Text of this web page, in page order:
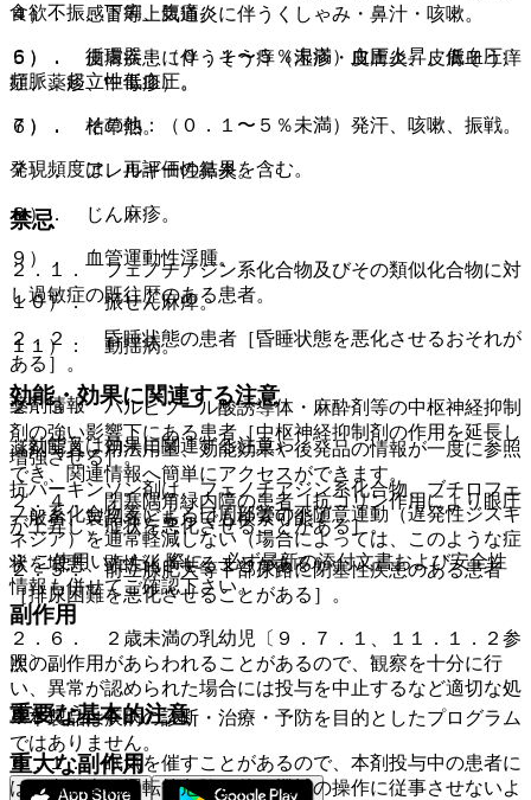
食欲不振、下痢、腹痛。
６）． 循環器：（０．１〜５％未満）血圧上昇、低血圧、
頻脈、起立性低血圧。
７）． その他：（０．１〜５％未満）発汗、咳嗽、振戦。
発現頻度は、再評価の結果を含む。
禁忌
２．１． フェノチアジン系化合物及びその類似化合物に対
し過敏症の既往歴のある患者。
２．２． 昏睡状態の患者［昏睡状態を悪化させるおそれが
ある］。
２．３． バルビツール酸誘導体・麻酔剤等の中枢神経抑制
剤の強い影響下にある患者［中枢神経抑制剤の作用を延長し
増強させる］。
２．４． 閉塞隅角緑内障の患者［抗コリン作用により眼圧
が上昇し、症状を悪化させることがある］。
２．５． 前立腺肥大等下部尿路に閉塞性疾患のある患者
［排尿困難を悪化させることがある］。
２．６． ２歳未満の乳幼児〔９．７．１、１１．１．２参
照〕。
重要な基本的注意
８．１． 眠気を催すことがあるので、本剤投与中の患者に
は、自動車の運転等危険を伴う機械の操作に従事させないよ
４）． 感冒等上気道炎に伴うくしゃみ・鼻汁・咳嗽。
５）． 皮膚疾患に伴うそう痒（湿疹・皮膚炎、皮膚そう痒
症、薬疹、中毒疹）。
６）． 枯草熱。
７）． アレルギー性鼻炎。
８）． じん麻疹。
９）． 血管運動性浮腫。
１０）． 振せん麻痺。
１１）． 動揺病。
効能・効果に関連する注意
（効能又は効果に関連する注意）
抗パーキンソン剤は、フェノチアジン系化合物、ブチロフェ
ノン系化合物等による口周部等の不随意運動（遅発性ジスキ
ネジア）を通常軽減しない（場合によっては、このような症
状を増悪、顕性化させることがある）。
副作用
次の副作用があらわれることがあるので、観察を十分に行
い、異常が認められた場合には投与を中止するなど適切な処
置を行うこと。
重大な副作用
薬剤情報
薬剤写真、用法用量、効能効果や後発品の情報が一度に参照
でき、関連情報へ簡単にアクセスができます。
一般名、製品名どちらでも検索可能！
※ ご使用いただく際に、必ず最新の添付文書および安全性
情報も併せてご確認下さい。
※本製品は疾病の診断・治療・予防を目的としたプログラム
ではありません。